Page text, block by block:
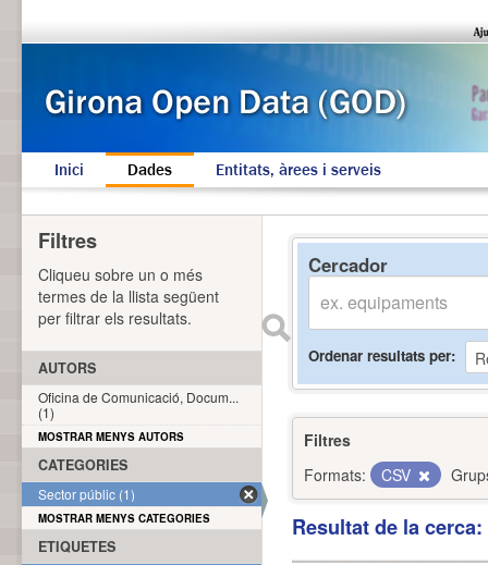
Inici Dades Entitats, àrees i serveis
Cercador
Ordenar resultats per
Filtres
Formats:
CSV
Resultat de la
Filtres
Cliqueu sobre un o més
termes de la llista següent
per filtrar els resultats.
AUTORS
Oficina de Comunicació, Docum...
(1)
MOSTRAR MENYS AUTORS
CATEGORIES
Sector públic (1)
MOSTRAR MENYS CATEGORIES
ETIQUETES